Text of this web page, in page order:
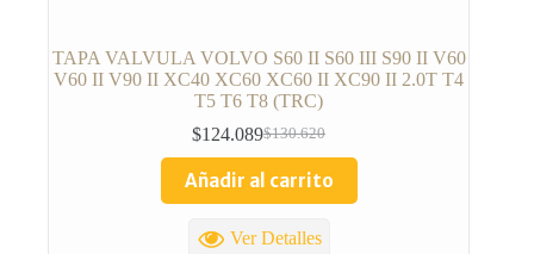
TAPA VALVULA VOLVO S60 II S60 III S90 II V60
V60 II V90 II XC40 XC60 XC60 II XC90 II 2.0T T4
T5 T6 T8 (TRC)
$130.620
$124.089
Añadir al carrito
Ver Detalles